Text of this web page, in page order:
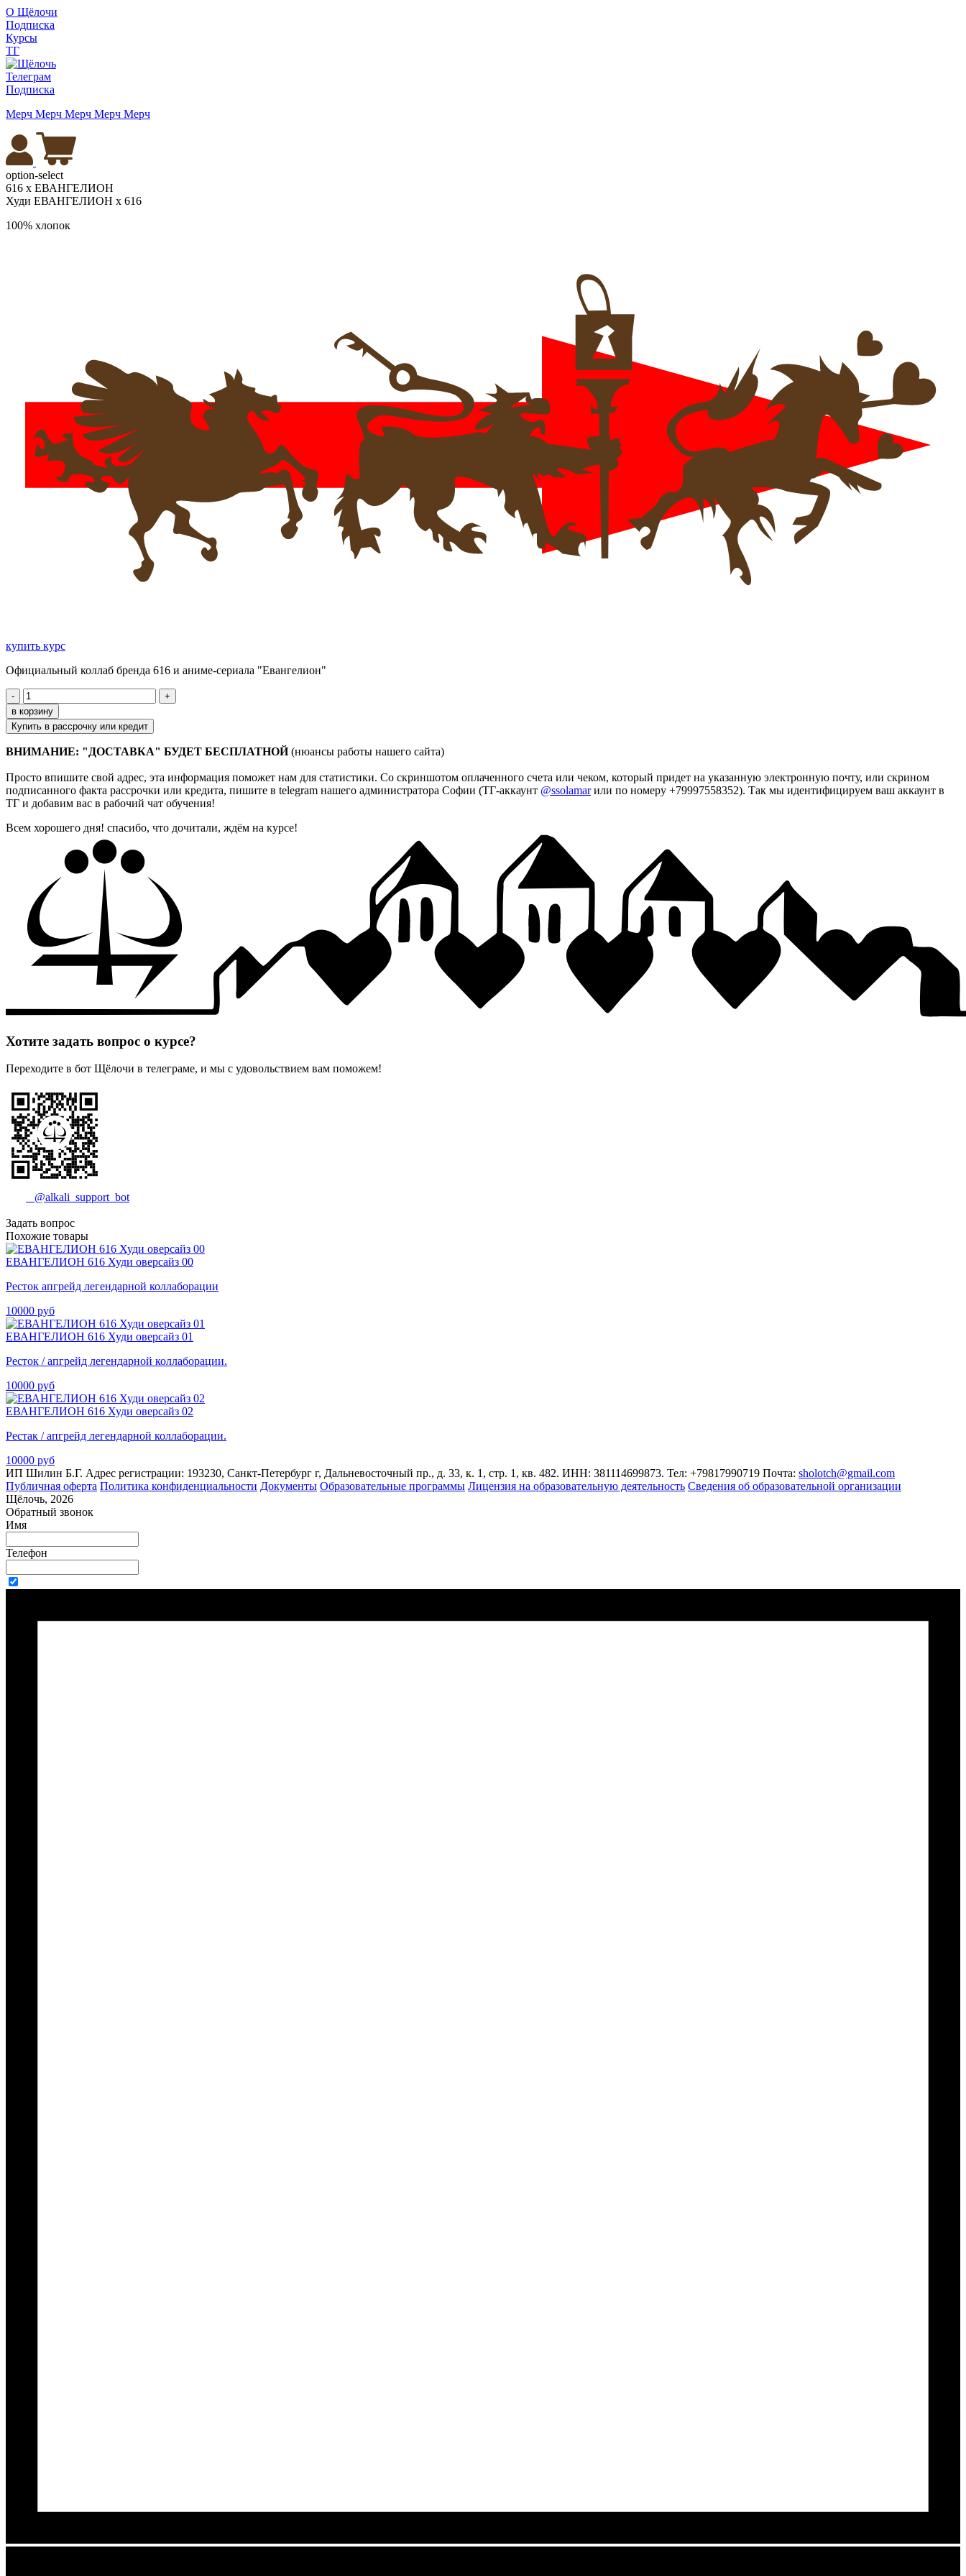
О Щёлочи
Подписка
Курсы
ТГ
Телеграм
Подписка
Мерч Мерч Мерч Мерч Мерч
option-select
616 х ЕВАНГЕЛИОН
Худи ЕВАНГЕЛИОН х 616
100% хлопок
купить курс
Официальный коллаб бренда 616 и аниме-сериала "Евангелион"
-
+
в корзину
Купить в рассрочку или кредит
ВНИМАНИЕ: "ДОСТАВКА" БУДЕТ БЕСПЛАТНОЙ(нюансы работы нашего сайта)
Просто впишите свой адрес, эта информация поможет нам для статистики. Со скриншотом оплаченного счета или чеком, который придет на указанную электронную почту, или скрином
подписанного факта рассрочки или кредита, пишите в telegram нашего администратора Софии (ТГ-аккаунт @ssolamarили по номеру +79997558352). Так мы идентифицируем ваш аккаунт в
ТГ и добавим вас в рабочий чат обучения!
Всем хорошего дня! спасибо, что дочитали, ждём на курсе!
Хотите задать вопрос о курсе?
Переходите в бот Щёлочи в телеграме, и мы с удовольствием вам поможем!
@alkali_support_bot
Задать вопрос
Похожие товары
ЕВАНГЕЛИОН 616 Худи оверсайз 00
Ресток апгрейд легендарной коллаборации
10000 руб
ЕВАНГЕЛИОН 616 Худи оверсайз 01
Ресток / апгрейд легендарной коллаборации.
10000 руб
ЕВАНГЕЛИОН 616 Худи оверсайз 02
Рестак / апгрейд легендарной коллаборации.
10000 руб
ИП Шилин Б.Г. Адрес регистрации: 193230, Санкт-Петербург г, Дальневосточный пр., д. 33, к. 1, стр. 1, кв. 482. ИНН: 381114699873. Тел: +79817990719 Почта: sholotch@gmail.com
Публичная оферта Политика конфиденциальности Документы Образовательные программы Лицензия на образовательную деятельность Сведения об образовательной организации
Щёлочь, 2026
Обратный звонок
Имя
Телефон